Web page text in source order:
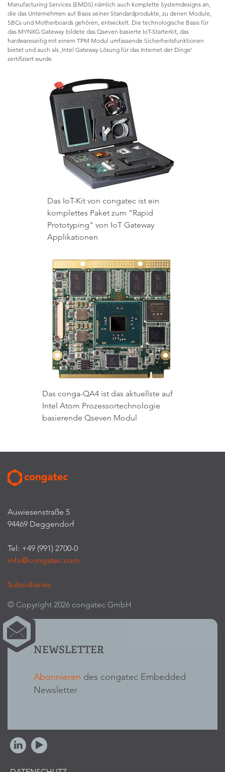
Manufacturing Services (EMDS) nämlich auch komplette Systemdesigns an,
die das Unternehmen auf Basis seiner Standardprodukte, zu denen Module,
SBCs und Motherboards gehören, entwickelt. Die technologische Basis für
das MYNXG Gateway bildete das Qseven basierte IoT-Starterkit, das
hardwareseitig mit einem TPM Modul umfassende Sicherheitsfunktionen
bietet und auch als ‚Intel Gateway Lösung für das Internet der Dinge‘
zertifiziert wurde.
Das IoT-Kit von congatec ist ein
komplettes Paket zum "Rapid
Prototyping" von IoT Gateway
Applikationen
Das conga-QA4 ist das aktuellste auf
Intel Atom Prozessortechnologie
basierende Qseven Modul
Auwiesenstraße 5
94469 Deggendorf
Tel: +49 (991) 2700-0
info@congatec.com
Subsidiaries
© Copyright 2026 congatec GmbH
NEWSLETTER
Abonnieren des congatec Embedded
Newsletter